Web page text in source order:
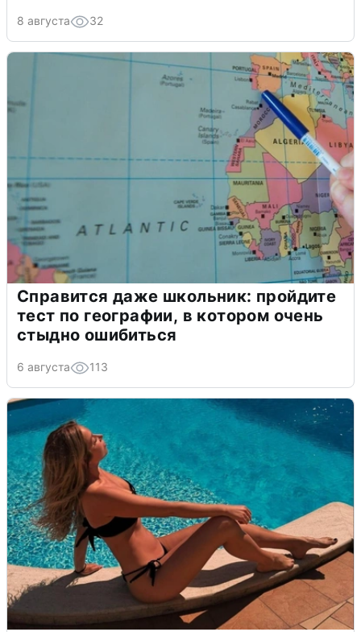
8 августа 32
Справится даже школьник: пройдите
тест по географии, в котором очень
стыдно ошибиться
6 августа 113